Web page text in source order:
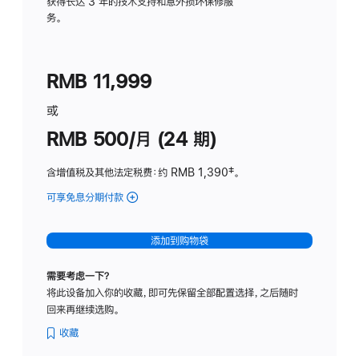
务。
RMB 11,999
或
RMB 500/月 (24 期)
含增值税及其他法定税费：约 RMB 1,390脚
‡。
可享免息分期付款 (Studio
-
标
璃
添加到购物袋
需要考虑一下？
将此设备加入你的收藏，即可先保留全部配置选择，之后随时
回来再继续选购。
收藏